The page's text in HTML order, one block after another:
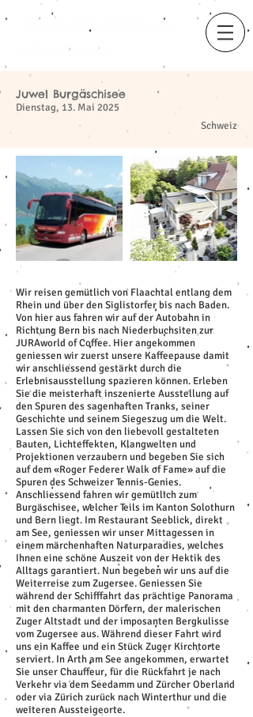
Juwel Burgäschisee
Dienstag, 13. Mai 2025
​
Schweiz
Wir reisen gemütlich von Flaachtal entlang dem
Rhein und über den Siglistorfer bis nach Baden.
Von hier aus fahren wir auf der Autobahn in
Richtung Bern bis nach Niederbuchsiten zur
JURAworld of Coffee. Hier angekommen
geniessen wir zuerst unsere Kaffeepause damit
wir anschliessend gestärkt durch die
Erlebnisausstellung spazieren können. Erleben
Sie die meisterhaft inszenierte Ausstellung auf
den Spuren des sagenhaften Tranks, seiner
Geschichte und seinem Siegeszug um die Welt.
Lassen Sie sich von den liebevoll gestalteten
Bauten, Lichteffekten, Klangwelten und
Projektionen verzaubern und begeben Sie sich
auf dem «Roger Federer Walk of Fame» auf die
Spuren des Schweizer Tennis-Genies.
Anschliessend fahren wir gemütlich zum
Burgäschisee, welcher Teils im Kanton Solothurn
und Bern liegt. Im Restaurant Seeblick, direkt
am See, geniessen wir unser Mittagessen in
einem märchenhaften Naturparadies, welches
Ihnen eine schöne Auszeit von der Hektik des
Alltags garantiert. Nun begeben wir uns auf die
Weiterreise zum Zugersee. Geniessen Sie
während der Schifffahrt das prächtige Panorama
mit den charmanten Dörfern, der malerischen
Zuger Altstadt und der imposanten Bergkulisse
vom Zugersee aus. Während dieser Fahrt wird
uns ein Kaffee und ein Stück Zuger Kirchtorte
serviert. In Arth am See angekommen, erwartet
Sie unser Chauffeur, für die Rückfahrt je nach
Verkehr via dem Seedamm und Zürcher Oberland
oder via Zürich zurück nach Winterthur und die
weiteren Aussteigeorte.